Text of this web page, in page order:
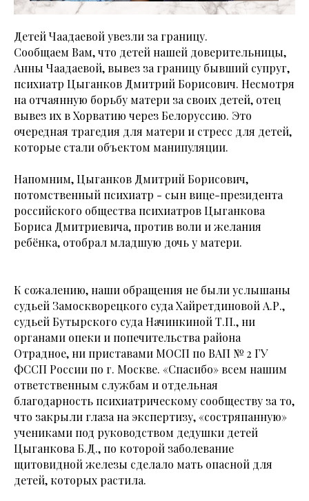
Детей Чаадаевой увезли за границу.
Сообщаем Вам, что детей нашей доверительницы,
Анны Чаадаевой, вывез за границу бывший супруг,
психиатр Цыганков Дмитрий Борисович. Несмотря
на отчаянную борьбу матери за своих детей, отец
вывез их в Хорватию через Белоруссию. Это
очередная трагедия для матери и стресс для детей,
которые стали объектом манипуляции.
Напомним, Цыганков Дмитрий Борисович,
потомственный психиатр - сын вице-президента
российского общества психиатров Цыганкова
Бориса Дмитриевича, против воли и желания
ребёнка, отобрал младшую дочь у матери.
К сожалению, наши обращения не были услышаны
судьей Замоскворецкого суда Хайретдиновой А.Р.,
судьей Бутырского суда Начинкиной Т.П., ни
органами опеки и попечительства района
Отрадное, ни приставами МОСП по ВАП № 2 ГУ
ФССП России по г. Москве. «Спасибо» всем нашим
ответственным службам и отдельная
благодарность психиатрическому сообществу за то,
что закрыли глаза на экспертизу, «состряпанную»
учениками под руководством дедушки детей
Цыганкова Б.Д., по которой заболевание
щитовидной железы сделало мать опасной для
детей, которых растила.